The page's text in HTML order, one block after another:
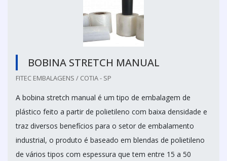
BOBINA STRETCH MANUAL
FITEC EMBALAGENS / COTIA - SP
A bobina stretch manual é um tipo de embalagem de
plástico feito a partir de polietileno com baixa densidade e
traz diversos benefícios para o setor de embalamento
industrial, o produto é baseado em blendas de polietileno
de vários tipos com espessura que tem entre 15 a 50